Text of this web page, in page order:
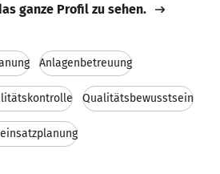
ganze Profil zu sehen.
Anlagenbetreuung
Qualitätsbewusstsein